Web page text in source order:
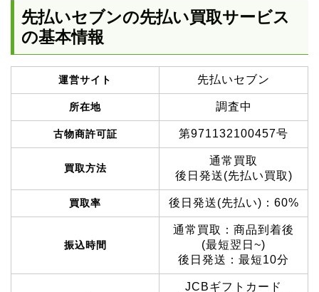
先払いセブンの先払い買取サービス
の基本情報
運営サイト 先払いセブン
所在地 調査中
古物商許可証 第971132100457号
買取方法
通常買取
後日発送(先払い買取)
買取率 後日発送(先払い)：60%
振込時間
通常買取：商品到着後
(最短翌日~)
後日発送：最短10分
JCBギフトカード